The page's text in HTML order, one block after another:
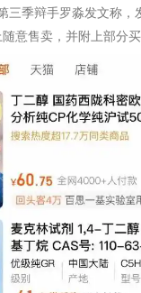
三季辩手罗淼发文称，
意售卖，并附上部分买